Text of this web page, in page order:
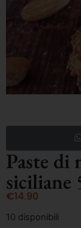
Paste di
siciliane
€14.90
10 disponibili